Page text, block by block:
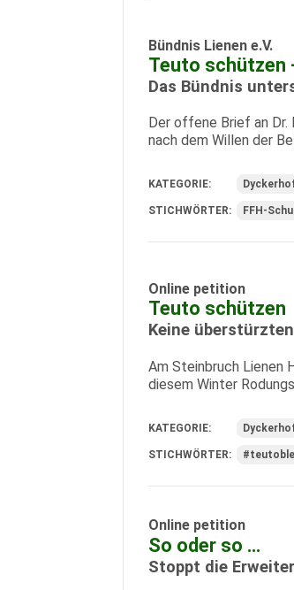
Bündnis Lienen e.V.
Teuto schützen
Das Bündnis
Der offene Brief an
nach dem Willen der
KATEGORIE:
STICHWÖRTER: FFH-
Online petition
Teuto schützen
Keine
Am Steinbruch Lienen
diesem Winter
KATEGORIE:
STICHWÖRTER:
Online petition
So oder so …
Stoppt die